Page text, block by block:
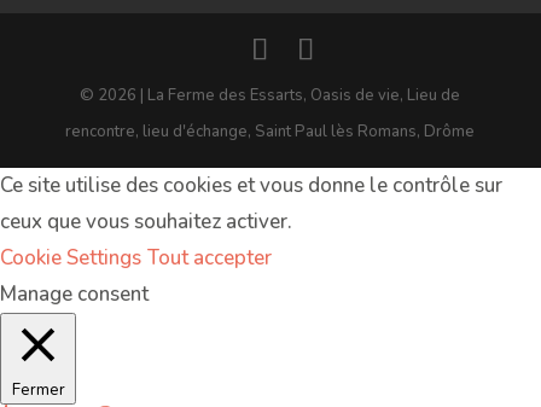
© 2026 | La Ferme des Essarts, Oasis de vie, Lieu de
rencontre, lieu d'échange, Saint Paul lès Romans, Drôme
Ce site utilise des cookies et vous donne le contrôle sur
ceux que vous souhaitez activer.
Cookie Settings Tout accepter
Manage consent
Fermer